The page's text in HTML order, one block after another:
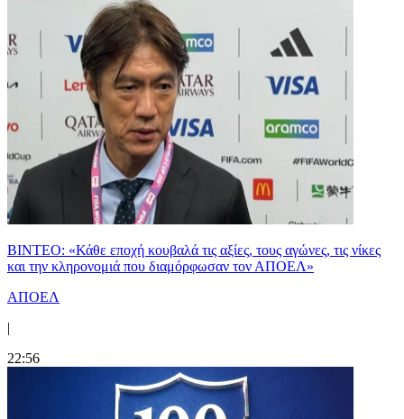
ΒΙΝΤΕΟ: «Κάθε εποχή κουβαλά τις αξίες, τους αγώνες, τις νίκες
και την κληρονομιά που διαμόρφωσαν τον ΑΠΟΕΛ»
ΑΠΟΕΛ
|
22:56